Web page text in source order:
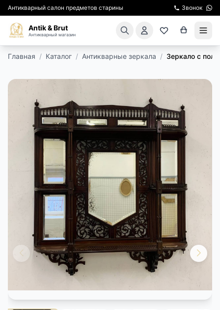
Антикварный салон предметов старины Звонок
Antik & Brut
Антикварный магазин
ПОДАРКИ
КИНОСЪЕМКА
ЭКСКУРСИИ
РЕСТАВРАЦИЯ
КУРСЫ ПО РЕСТАВРАЦИИ
КОНТАКТЫ
ДОСТАВКА И ОПЛАТА
Главная / Каталог / Антикварные зеркала / Зеркало с